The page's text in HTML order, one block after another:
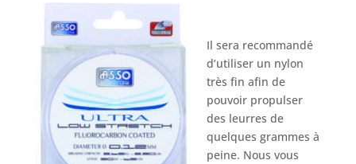
Il sera recommandé
d’utiliser un nylon
très fin afin de
pouvoir propulser
des leurres de
quelques grammes à
peine. Nous vous